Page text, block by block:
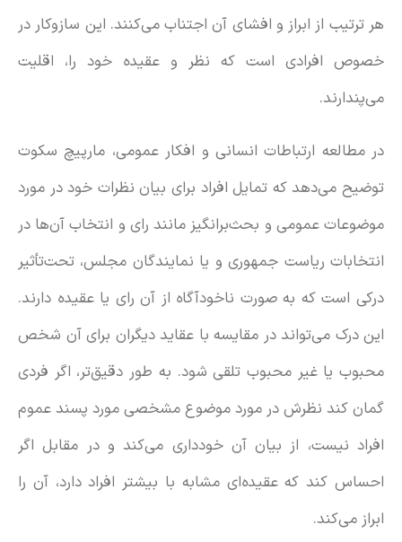
هر ترتیب از ابراز و افشای آن اجتناب می‌کنند. این سازوکار در
خصوص افرادی است که نظر و عقیده خود را، اقلیت
می‌‌پندارند.
در مطالعه ارتباطات انسانی و افکار عمومی، مارپیچ سکوت
توضیح می‌دهد که تمایل افراد برای بیان نظرات خود در مورد
موضوعات عمومی و بحث‌برانگیز مانند رای و انتخاب آن‌ها در
انتخابات ریاست جمهوری و یا نمایندگان مجلس، تحت‌تأثیر
درکی است که به صورت ناخودآگاه از آن رای یا عقیده دارند.
این درک می‌تواند در مقایسه با عقاید دیگران برای آن شخص
محبوب یا غیر محبوب تلقی شود. به طور دقیق‌تر، اگر فردی
گمان کند نظرش در مورد موضوع مشخصی مورد پسند عموم
افراد نیست، از بیان آن خودداری می‌کند و در مقابل اگر
احساس کند که عقیده‌ای مشابه با بیشتر افراد دارد، آن را
ابراز می‌کند.